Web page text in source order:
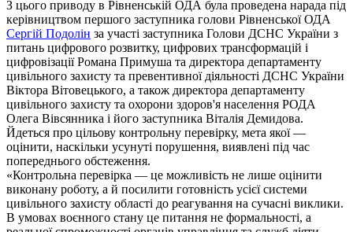
З цього приводу в Рівненській ОДА була проведена нарада під
керівництвом першого заступника голови Рівненської ОДА
Сергій Подолін за участі заступника Голови ДСНС України з
питань цифрового розвитку, цифрових трансформацій і
цифровізації Романа Примуша та директора департаменту
цивільного захисту та превентивної діяльності ДСНС України
Віктора Вітовецького, а також директора департаменту
цивільного захисту та охорони здоров'я населення РОДА
Олега Вівсянника і його заступника Віталія Демидова.
Йдеться про цільову контрольну перевірку, мета якої —
оцінити, наскільки усунуті порушення, виявлені під час
попереднього обстеження.
«Контрольна перевірка — це можливість не лише оцінити
виконану роботу, а й посилити готовність усієї системи
цивільного захисту області до реагування на сучасні виклики.
В умовах воєнного стану це питання не формальності, а